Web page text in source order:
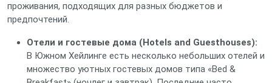
проживания, подходящих для разных бюджетов и
предпочтений.
Отели и гостевые дома (Hotels and Guesthouses):
В Южном Хейлинге есть несколько небольших отелей и
множество уютных гостевых домов типа «Bed &